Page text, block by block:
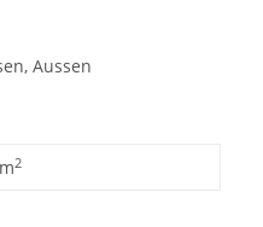
Aussen
2